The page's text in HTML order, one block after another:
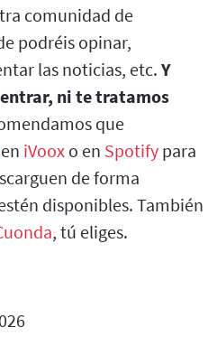
comunidad de
podréis opinar,
las noticias, etc. Y
ni te tratamos
que
en iVoox o en Spotify para
de forma
disponibles. También
, tú eliges.